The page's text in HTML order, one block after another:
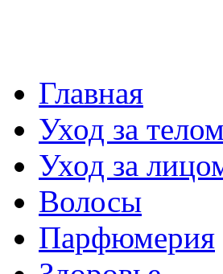
Главная
Уход за телом
Уход за
Волосы
Парфюмерия